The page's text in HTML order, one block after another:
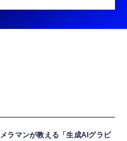
ラマンが教える「生成AIグラビ